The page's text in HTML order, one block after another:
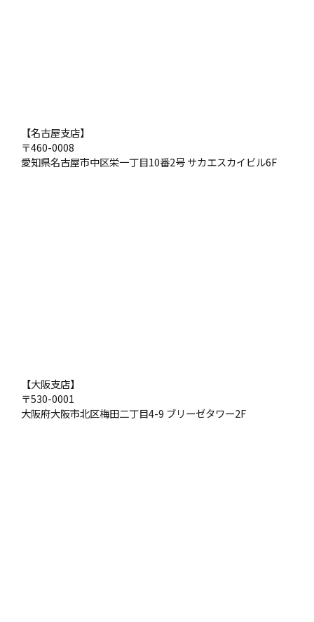
【名古屋支店】
〒460-0008
愛知県名古屋市中区栄一丁目10番2号 サカエスカイビル6F
【大阪支店】
〒530-0001
大阪府大阪市北区梅田二丁目4-9 ブリーゼタワー2F